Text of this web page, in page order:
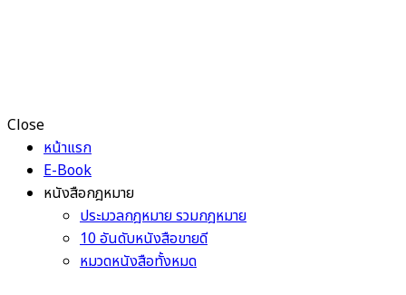
Close
หน้าแรก
E-Book
หนังสือกฎหมาย
ประมวลกฎหมาย รวมกฎหมาย
10 อันดับหนังสือขายดี
หมวดหนังสือทั้งหมด